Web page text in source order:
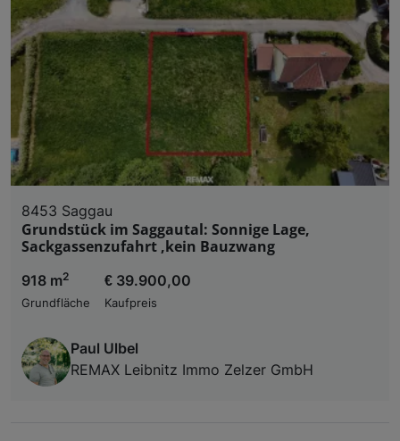
8453 Saggau
Grundstück im Saggautal: Sonnige Lage,
Sackgassenzufahrt ,kein Bauzwang
918 m2
Grundfläche
€ 39.900,00
Kaufpreis
Paul Ulbel
REMAX Leibnitz Immo Zelzer GmbH